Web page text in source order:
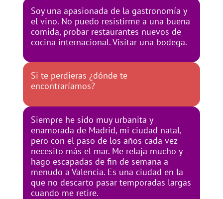
Soy una apasionada de la gastronomía y
el vino. No puedo resistirme a una buena
comida, probar restaurantes nuevos de
cocina internacional. Visitar una bodega.
Si te perdieras ¿dónde te
encontraríamos?
Siempre he sido muy urbanita y
enamorada de Madrid, mi ciudad natal,
pero con el paso de los años cada vez
necesito más el mar. Me relaja mucho y
hago escapadas de fin de semana a
menudo a Valencia. Es una ciudad en la
que no descarto pasar temporadas largas
cuando me retire.